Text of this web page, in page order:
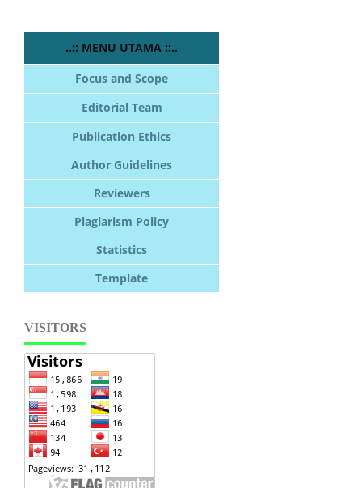
..:: MENU UTAMA ::..
Focus and Scope
Editorial Team
Publication Ethics
Author Guidelines
Reviewers
Plagiarism Policy
Statistics
Template
VISITORS